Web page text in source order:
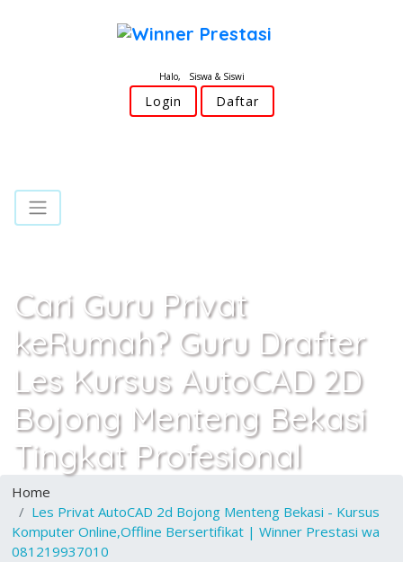
Halo, Siswa & Siswi
Login Daftar
Cari Guru Privat
keRumah? Guru Drafter
Les Kursus AutoCAD 2D
Bojong Menteng Bekasi
Tingkat Profesional
Home
Les Privat AutoCAD 2d Bojong Menteng Bekasi - Kursus
Komputer Online,Offline Bersertifikat | Winner Prestasi wa
081219937010